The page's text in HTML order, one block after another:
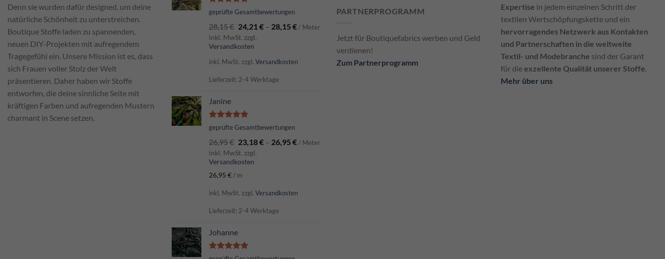
Denn sie wurden dafür designed, um deine
natürliche Schönheit zu unterstreichen.
Boutique Stoffe laden zu spannenden,
neuen DIY-Projekten mit aufregendem
Tragegefühl ein. Unsere Mission ist es, dass
sich Frauen voller Stolz der Welt
präsentieren. Daher haben wir Stoffe
entworfen, die deine sinnliche Seite mit
kräftigen Farben und aufregenden Mustern
charmant in Scene setzen.
Bewertet
von 5
geprüfte Gesamtbewertungen
28,15€ 24,21€ – 28,15€ / Meter
inkl. MwSt. zzgl.
Versandkosten
inkl. MwSt. zzgl.Versandkosten
Lieferzeit: 2-4 Werktage
Janine
Bewertet
von 5
geprüfte Gesamtbewertungen
26,95€ 23,18€ – 26,95€ / Meter
inkl. MwSt. zzgl.
Versandkosten
26,95€ / m
inkl. MwSt. zzgl.Versandkosten
Lieferzeit: 2-4 Werktage
Johanne
Bewertet
PARTNERPROGRAMM
Jetzt für Boutiquefabrics werben und Geld
verdienen!
Zum Partnerprogramm
Expertise in jedem einzelnen Schritt der
textilen Wertschöpfungskette und ein
hervorragendes Netzwerk aus Kontakten
und Partnerschaften in die weltweite
Textil- und Modebranche sind der Garant
für dieexzellente Qualität unserer Stoffe.
Mehr über uns